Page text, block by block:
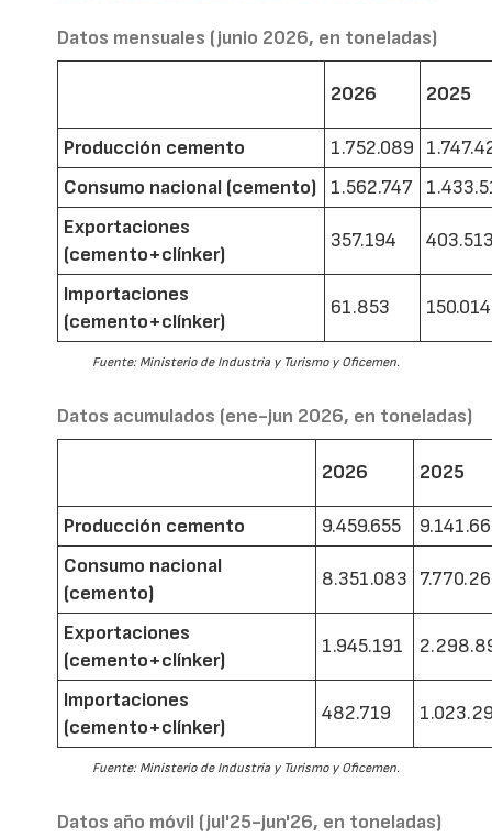
Datos mensuales (junio 2026, en toneladas)
2026 2025
Producción cemento 1.752.089
Consumo nacional (cemento)
1.562.747
Exportaciones
(cemento+clínker)
357.194
Importaciones
(cemento+clínker)
61.853 150.014
Fuente: Ministerio de Industria y Turismo y Oficemen.
Datos acumulados (ene-jun 2026, en toneladas)
2026 2025
Producción cemento 9.459.655
Consumo nacional
(cemento)
8.351.083
Exportaciones
(cemento+clínker)
1.945.191
Importaciones
(cemento+clínker)
482.719
Fuente: Ministerio de Industria y Turismo y Oficemen.
Datos año móvil (jul'25-jun'26, en toneladas)